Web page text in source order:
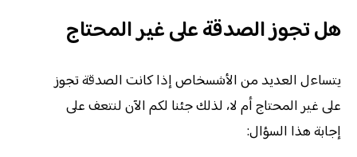
هل تجوز الصدقة على غير المحتاج
يتساءل العديد من الأشسخاص إذا كانت الصدقة تجوز
على غير المحتاج أم لا، لذلك جئنا لكم الآن لنتعف على
إجابة هذا السؤال: